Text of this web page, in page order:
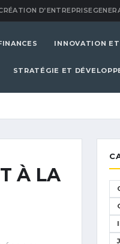
D’ENTREPRISE
INNOVATION
STRATÉGIE ET
À LA